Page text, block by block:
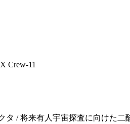
Crew-11
/ 将来有人宇宙探査に向けた二